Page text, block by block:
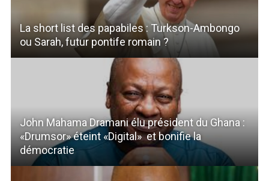
La short list des papabiles : Turkson-Ambongo
ou Sarah, futur pontife romain ?
John Mahama Dramani élu président du Ghana :
«Drumsor» éteint «Digital» et bonifie la
démocratie